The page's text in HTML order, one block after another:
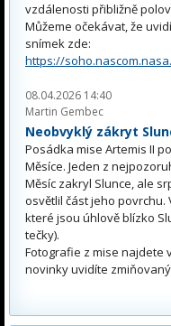
vzdálenosti přibližně
Můžeme očekávat, že
snímek zde:
https://
08.04.2026 14:40
Martin Gembec
Neobvyklý zákryt
Posádka mise Artemis II
Měsíce. Jeden z
Měsíc zakryl Slunce, ale
osvětlil část jeho povrchu.
které jsou úhlově blízko
tečky).
Fotografie z mise najdete
novinky uvidíte